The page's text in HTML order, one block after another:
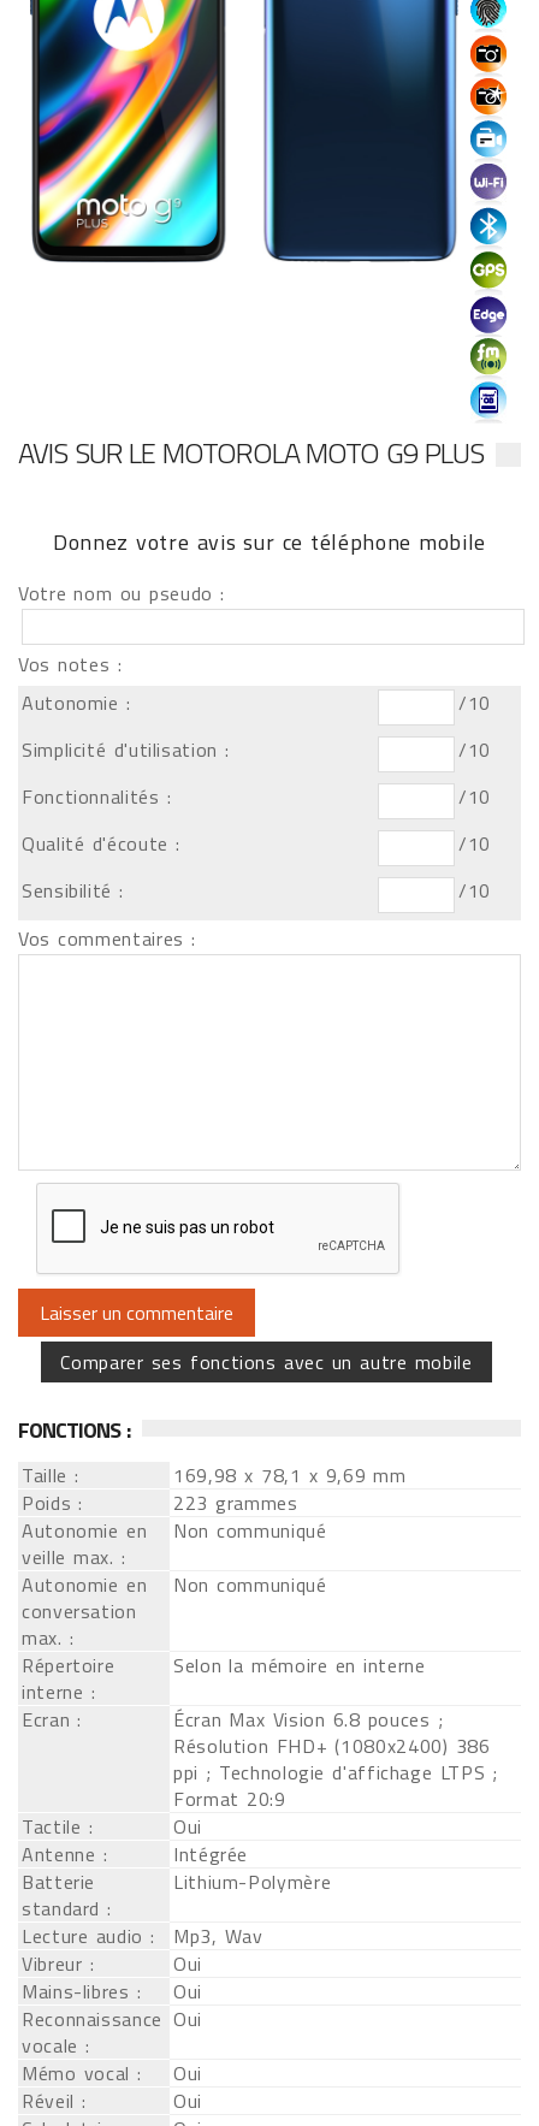
AVIS SUR LE MOTOROLA MOTO G9 PLUS
Donnez votre avis sur ce téléphone mobile
Votre nom ou pseudo :
Vos notes :
Autonomie :
/10
Simplicité d'utilisation :
/10
Fonctionnalités :
/10
Qualité d'écoute :
/10
Sensibilité :
/10
Vos commentaires :
Comparer ses fonctions avec un autre mobile
FONCTIONS :
Taille :
169,98 x 78,1 x 9,69 mm
Poids :
223 grammes
Autonomie en
veille max. :
Non communiqué
Autonomie en
conversation
max. :
Non communiqué
Répertoire
interne :
Selon la mémoire en interne
Ecran :
Écran Max Vision 6.8 pouces ;
Résolution FHD+ (1080x2400) 386
ppi ; Technologie d'affichage LTPS ;
Format 20:9
Tactile :
Oui
Antenne :
Intégrée
Batterie
standard :
Lithium-Polymère
Lecture audio :
Mp3, Wav
Vibreur :
Oui
Mains-libres :
Oui
Reconnaissance
vocale :
Oui
Mémo vocal :
Oui
Réveil :
Oui